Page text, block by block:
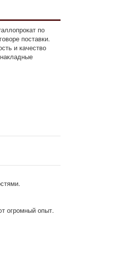
по
поставки.
и качество
огромный опыт.